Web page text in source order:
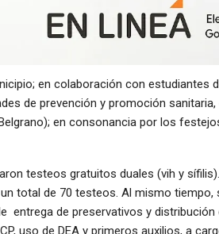
en colaboración con estudiantes
de prevención y promoción
en consonancia por los
testeos gratuitos duales (vih y
total de 70 testeos. Al mismo tiempo,
entrega de preservativos y
uso de DEA y primeros auxilios, a